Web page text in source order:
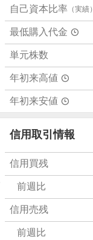
、
売
り
た
い
1
1
.
1
1
%
、
強
く
売
り
た
い
自己資本比率 （実績）
最低購入代金
単元株数
年初来高値
年初来安値
信用取引情報
信用買残
前週比
信用売残
前週比